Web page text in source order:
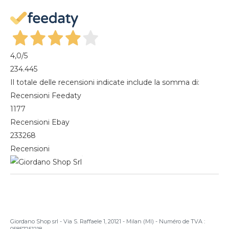
Magazine
4,0/5
234.445
Il totale delle recensioni indicate include la somma di:
Recensioni Feedaty
1177
Recensioni Ebay
233268
Recensioni
Giordano Shop srl - Via S. Raffaele 1, 20121 - Milan (MI) - Numéro de TVA :